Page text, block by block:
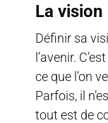
La vision
Définir sa
l’avenir.
ce que l’on
Parfois, il
tout est de